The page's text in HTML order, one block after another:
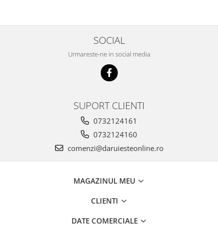
SOCIAL
Urmareste-ne in social media
SUPORT CLIENTI
0732124161
0732124160
comenzi@daruiesteonline.ro
MAGAZINUL MEU
CLIENTI
DATE COMERCIALE